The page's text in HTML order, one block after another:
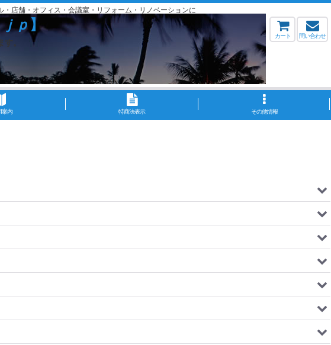
店舗・オフィス・会議室・リフォーム・リノベーションに
ｐ】
。
カート 問い合わせ
案内 特商法表示 その他情報